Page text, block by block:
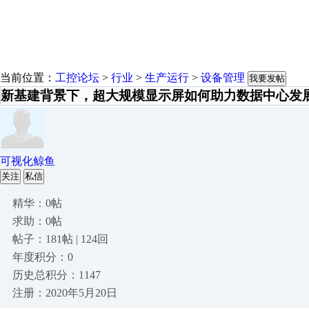
当前位置： 工控论坛 > 行业 > 生产运行 > 设备管理 我要发帖
新基建背景下，超大规模显示屏如何助力数据中心发
可视化鲸鱼
关注 私信
精华：0帖
求助：0帖
帖子：181帖 | 124回
年度积分：0
历史总积分：1147
注册：2020年5月20日